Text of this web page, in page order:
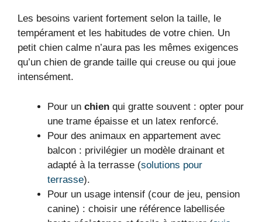
Les besoins varient fortement selon la taille, le
tempérament et les habitudes de votre chien. Un
petit chien calme n’aura pas les mêmes exigences
qu’un chien de grande taille qui creuse ou qui joue
intensément.
Pour un chien qui gratte souvent : opter pour
une trame épaisse et un latex renforcé.
Pour des animaux en appartement avec
balcon : privilégier un modèle drainant et
adapté à la terrasse (solutions pour
terrasse).
Pour un usage intensif (cour de jeu, pension
canine) : choisir une référence labellisée